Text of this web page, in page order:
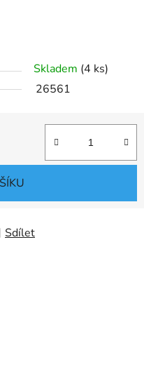
Skladem (4 ks)
26561
Sdílet